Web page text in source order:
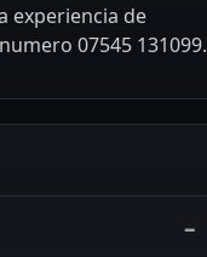
experiencia de
07545 131099.